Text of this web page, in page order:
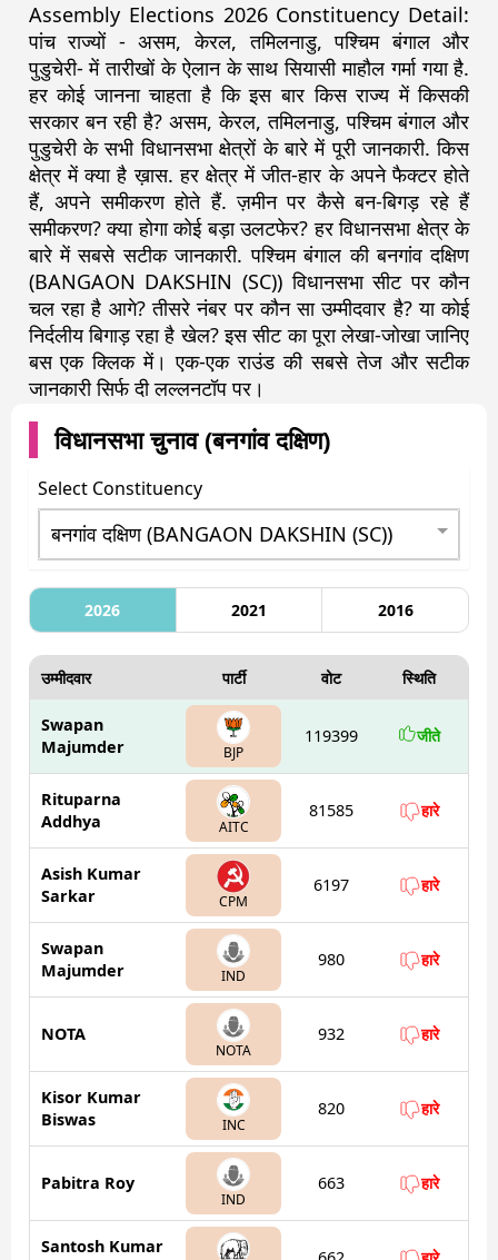
Assembly Elections 2026 Constituency Detail:
पांच राज्यों - असम, केरल, तमिलनाडु, पश्चिम बंगाल और
पुडुचेरी- में तारीखों के ऐलान के साथ सियासी माहौल गर्मा गया है.
हर कोई जानना चाहता है कि इस बार किस राज्य में किसकी
सरकार बन रही है? असम, केरल, तमिलनाडु, पश्चिम बंगाल और
पुडुचेरी के सभी विधानसभा क्षेत्रों के बारे में पूरी जानकारी. किस
क्षेत्र में क्या है ख़ास. हर क्षेत्र में जीत-हार के अपने फैक्टर होते
हैं, अपने समीकरण होते हैं. ज़मीन पर कैसे बन-बिगड़ रहे हैं
समीकरण? क्या होगा कोई बड़ा उलटफेर? हर विधानसभा क्षेत्र के
बारे में सबसे सटीक जानकारी. पश्चिम बंगाल की बनगांव दक्षिण
(BANGAON DAKSHIN (SC)) विधानसभा सीट पर कौन
चल रहा है आगे? तीसरे नंबर पर कौन सा उम्मीदवार है? या कोई
निर्दलीय बिगाड़ रहा है खेल? इस सीट का पूरा लेखा-जोखा जानिए
बस एक क्लिक में। एक-एक राउंड की सबसे तेज और सटीक
जानकारी सिर्फ दी लल्लनटॉप पर।
विधानसभा चुनाव (बनगांव दक्षिण)
Select Constituency
2026 2021 2016
उम्मीदवार पार्टी वोट स्थिति
Swapan
Majumder
BJP
119399 जीते
Rituparna
Addhya
AITC
81585 हारे
Asish Kumar
Sarkar
CPM
6197 हारे
Swapan
Majumder
IND
980 हारे
NOTA
NOTA
932 हारे
Kisor Kumar
Biswas
INC
820 हारे
Pabitra Roy
IND
663 हारे
Santosh Kumar